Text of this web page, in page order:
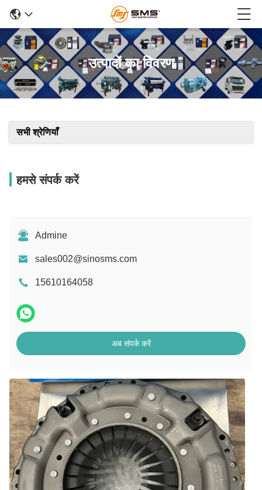
उत्पादों का विवरण
सभी श्रेणियाँ
हमसे संपर्क करें
Admine
sales002@sinosms.com
15610164058
अब संपर्क करें